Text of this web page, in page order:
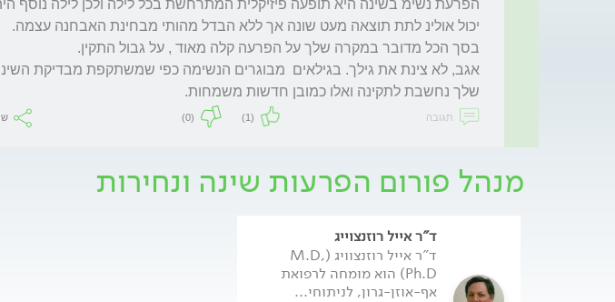
שלך נחשבת לתקינה ואלו כמובן חדשות משמחות.
תגובה (1)
(0)
מנהל פורום הפרעות שינה ונחירות
ד"ר אייל רוזנצוייג
ד"ר אייל רוזנצוויג (M.D,
Ph.D) הוא מומחה לרפואת
אף-אוזן-גרון, לניתוחי...